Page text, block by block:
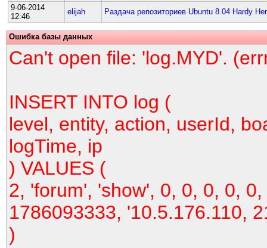
9-06-2014
12:46
elijah Раздача репозиториев Ubuntu 8.04 Hardy
Ошибка базы данных
Can't open file: 'log.MYD'.
INSERT INTO log (
level, entity, action, userId,
logTime, ip
) VALUES (
2, 'forum', 'show', 0, 0, 0, 0, 0,
1786093333, '10.5.176.110,
)